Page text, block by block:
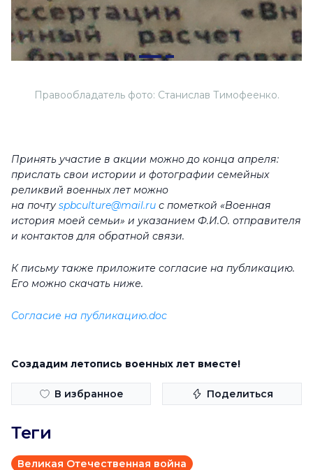
Правообладатель фото: Станислав Тимофеенко.
Принять участие в акции можно до конца апреля:
прислать свои истории и фотографии семейных
реликвий военных лет можно
на почтуspbculture@mail.ru с пометкой «Военная
история моей семьи» и указанием Ф.И.О. отправителя
и контактов для обратной связи.
К письму также приложите согласие на публикацию.
Его можно скачать ниже.
Согласие на публикацию.doc
Создадим летопись военных лет вместе!
В избранное Поделиться
Теги
Великая Отечественная война